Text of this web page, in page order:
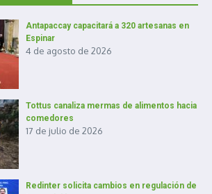
Antapaccay capacitará a 320 artesanas en
Espinar
4 de agosto de 2026
Tottus canaliza mermas de alimentos hacia
comedores
17 de julio de 2026
Redinter solicita cambios en regulación de